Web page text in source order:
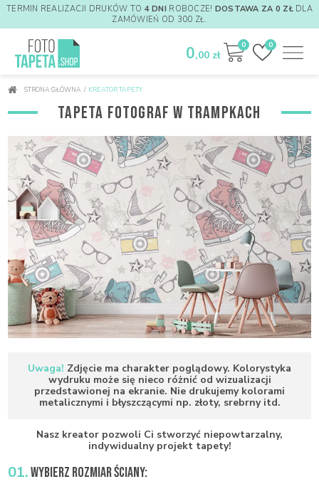
TERMIN REALIZACJI DRUKÓW TO 4 DNI ROBOCZE! DOSTAWA ZA 0 ZŁDLA
ZAMÓWIEŃ OD 300 ZŁ.
0
0
0,00 zł
STRONA GŁÓWNA / KREATOR TAPETY
TAPETA FOTOGRAF W TRAMPKACH
Uwaga! Zdjęcie ma charakter poglądowy. Kolorystyka
wydruku może się nieco różnić od wizualizacji
przedstawionej na ekranie. Nie drukujemy kolorami
metalicznymi i błyszczącymi np. złoty, srebrny itd.
Nasz kreator pozwoli Ci stworzyć niepowtarzalny,
indywidualny projekt tapety!
01.WYBIERZ ROZMIAR ŚCIANY: